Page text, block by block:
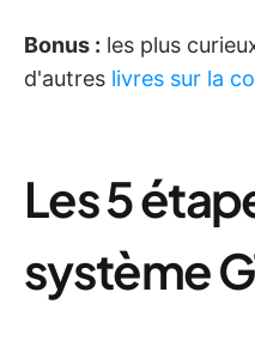
Bonus : les plus
d'autres livres sur la
Les 5
système